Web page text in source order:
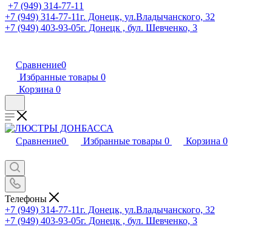
+7 (949) 314-77-11
+7 (949) 314-77-11г. Донецк, ул.Владычанского, 32
+7 (949) 403-93-05г. Донецк , бул. Шевченко, 3
Сравнение0
Избранные товары 0
Корзина 0
Сравнение0 Избранные товары 0 Корзина 0
Телефоны
+7 (949) 314-77-11г. Донецк, ул.Владычанского, 32
+7 (949) 403-93-05г. Донецк , бул. Шевченко, 3